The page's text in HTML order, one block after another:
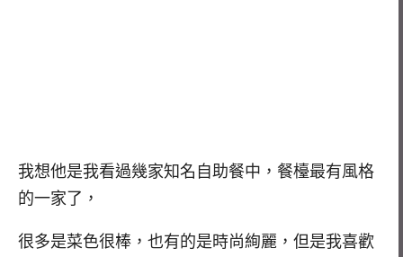
我想他是我看過幾家知名自助餐中，餐檯最有風格
的一家了，
很多是菜色很棒，也有的是時尚絢麗，但是我喜歡